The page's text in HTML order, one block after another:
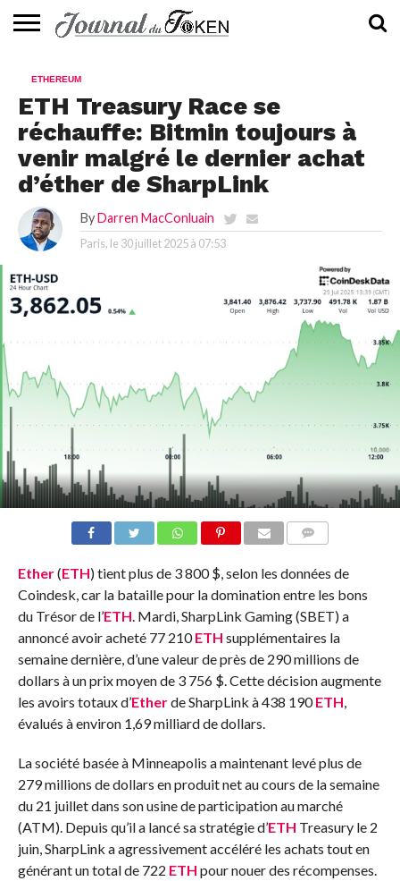
📰
EVALUATION
GUIDE
TENDANCES
À
CONTACTEZ-
ETHEREUM
ETH Treasury Race se
réchauffe: Bitmin toujours à
venir malgré le dernier achat
d’éther de SharpLink
By Darren MacConluain
Paris, le 30 juillet 2025 à 07:53
Ether(ETH) tient plus de 3 800 $, selon les données de
Coindesk, car la bataille pour la domination entre les bons
du Trésor de l’ETH . Mardi, SharpLink Gaming (SBET) a
annoncé avoir acheté 77 210ETH supplémentaires la
semaine dernière, d’une valeur de près de 290 millions de
dollars à un prix moyen de 3 756 $. Cette décision augmente
les avoirs totaux d’Etherde SharpLink à 438 190ETH
évalués à environ 1,69 milliard de dollars.
La société basée à Minneapolis a maintenant levé plus de
279 millions de dollars en produit net au cours de la semaine
du 21 juillet dans son usine de participation au marché
(ATM). Depuis qu’il a lancé sa stratégie d’ETH Treasury le 2
juin, SharpLink a agressivement accéléré les achats tout en
générant un total de 722 ETH pour nouer des récompenses.